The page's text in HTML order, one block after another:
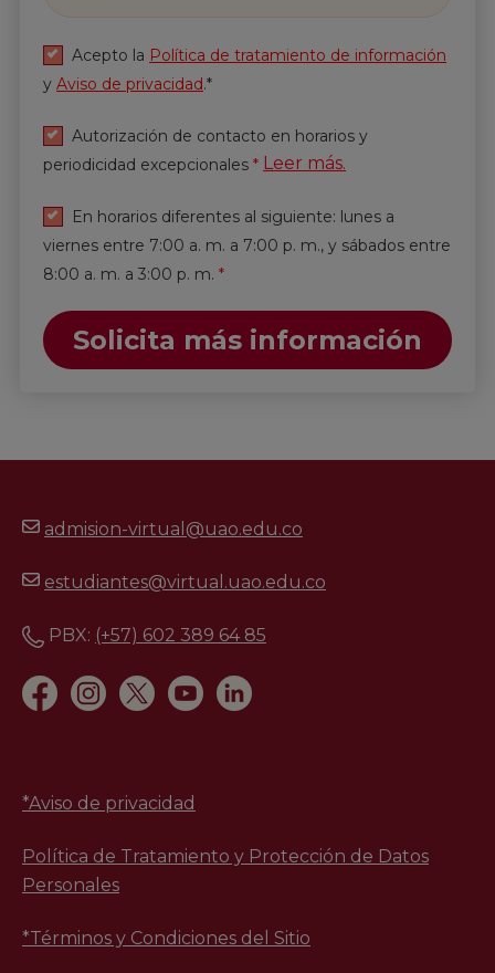
Acepto la Política de tratamiento de información
y Aviso de privacidad.*
Autorización de contacto en horarios y
periodicidad excepcionales * Leer más.
En horarios diferentes al siguiente: lunes a
viernes entre 7:00 a. m. a 7:00 p. m., y sábados entre
8:00 a. m. a 3:00 p. m. *
Solicita más información
admision-virtual@uao.edu.co
estudiantes@virtual.uao.edu.co
PBX: (+57) 602 389 64 85
*Aviso de privacidad
Política de Tratamiento y Protección de Datos
Personales
*Términos y Condiciones del Sitio